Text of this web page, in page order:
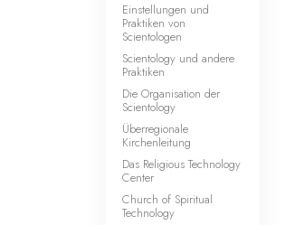
Einstellungen und
Praktiken von
Scientologen
Scientology und andere
Praktiken
Die Organisation der
Scientology
Überregionale
Kirchenleitung
Das Religious Technology
Center
Church of Spiritual
Technology